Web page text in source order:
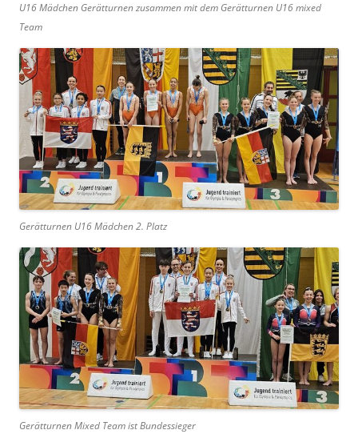
U16 Mädchen Gerätturnen zusammen mit dem Gerätturnen U16 mixed
Team
Gerätturnen U16 Mädchen 2. Platz
Gerätturnen Mixed Team ist Bundessieger